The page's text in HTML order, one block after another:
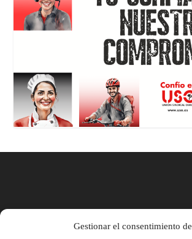
Gestionar el consentimiento de